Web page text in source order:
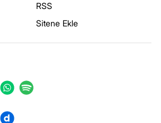
RSS
Sitene Ekle